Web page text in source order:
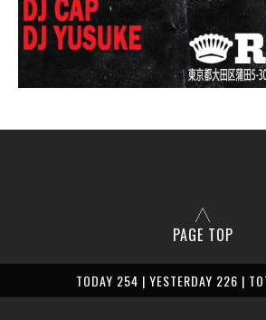
PAGE TOP
TODAY 254 | YESTERDAY 226 |